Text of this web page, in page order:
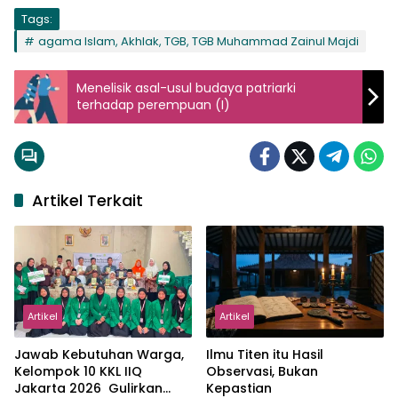
Tags:
agama Islam, Akhlak, TGB, TGB Muhammad Zainul Majdi
Menelisik asal-usul budaya patriarki
terhadap perempuan (I)
Artikel Terkait
Artikel
Jawab Kebutuhan Warga,
Kelompok 10 KKL IIQ
Jakarta 2026 Gulirkan
Artikel
Ilmu Titen itu Hasil
Observasi, Bukan
Kepastian